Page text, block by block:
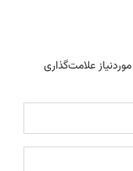
علامت‌گذاری